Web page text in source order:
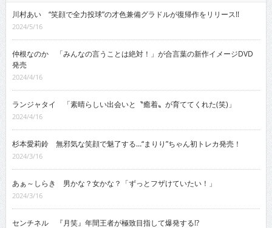
川村あい “笑顔で全力投球”の才色兼備グラドルが復帰作をリリース!!
2024/5/16
仲根なのか 「みんなの言うことは絶対！」が合言葉の新作イメージDVD
発売
2024/4/16
ランジャタイ 「素晴らしい出会いと〝癒着〟が育ててくれた(笑)」
2024/4/16
杉本愛莉鈴 無邪気な笑顔で魅了する…“まりり”ちゃん初トレカ発売！
2024/3/16
あぁ～しらき 男かな？女かな？「ずっとフザけていたい！」
2024/3/16
センチネル 『月笑』年間王者が極致目指して爆発する!?